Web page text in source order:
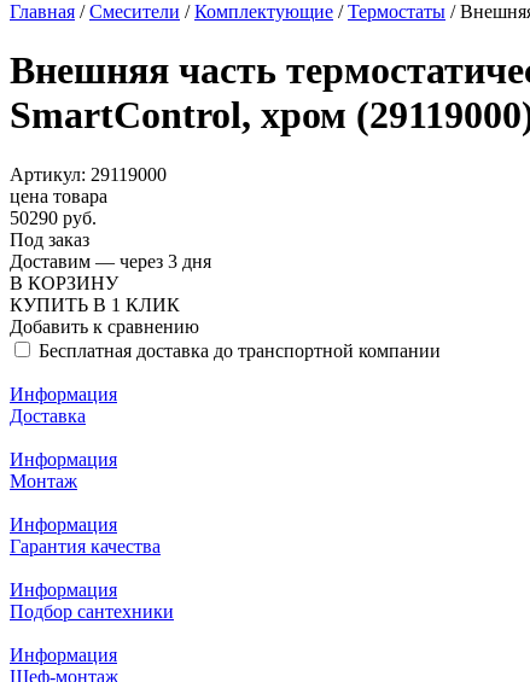
Главная /Смесители /Комплектующие /Термостаты /
Внешняя часть
SmartControl, хром
Артикул: 29119000
цена товара
50290 руб.
Под заказ
Доставим — через 3 дня
В КОРЗИНУ
КУПИТЬ В 1 КЛИК
Добавить к сравнению
Бесплатная доставка до транспортной компании
Информация
Доставка
Информация
Монтаж
Информация
Гарантия качества
Информация
Подбор сантехники
Информация
Шеф-монтаж